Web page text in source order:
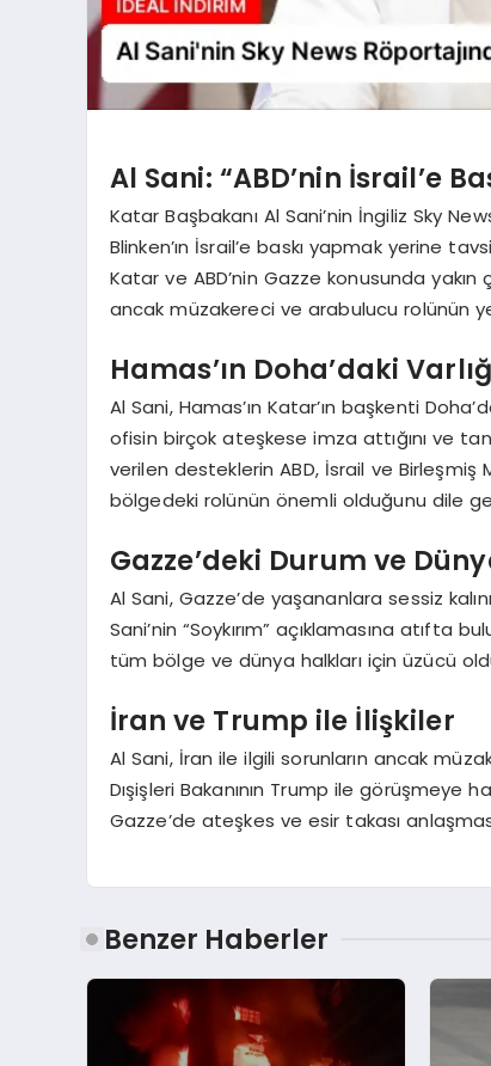
Al Sani: “ABD’nin İsrail’e
Katar Başbakanı Al Sani’nin İngiliz Sky
Blinken’ın İsrail’e baskı yapmak yerine
Katar ve ABD’nin Gazze konusunda yakın
ancak müzakereci ve arabulucu rolünün
Hamas’ın Doha’daki
Al Sani, Hamas’ın Katar’ın başkenti
ofisin birçok ateşkese imza attığını ve
verilen desteklerin ABD, İsrail ve Birleşmiş
bölgedeki rolünün önemli olduğunu dile
Gazze’deki Durum ve
Al Sani, Gazze’de yaşananlara sessiz
Sani’nin “Soykırım” açıklamasına
tüm bölge ve dünya halkları için üzücü
İran ve Trump ile İlişkiler
Al Sani, İran ile ilgili sorunların ancak
Dışişleri Bakanının Trump ile görüşmeye
Gazze’de ateşkes ve esir takası
Benzer Haberler